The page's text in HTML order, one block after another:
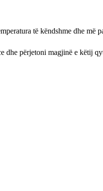
të këndshme dhe
dhe përjetoni magjinë e këtij